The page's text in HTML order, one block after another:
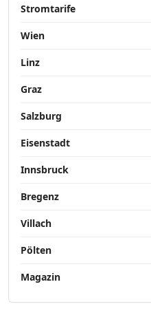
Stromtarife
Wien
Linz
Graz
Salzburg
Eisenstadt
Innsbruck
Bregenz
Villach
Pölten
Magazin